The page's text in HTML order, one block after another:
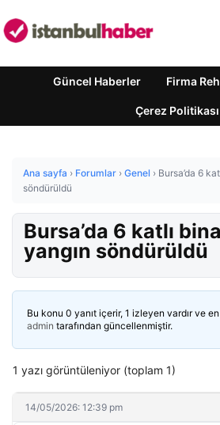
Güncel Haberler Firma
Çerez Politikası
Ana sayfa › Forumlar › Genel › Bursa’da 6
söndürüldü
Bursa’da 6 katlı
yangın söndürüldü
Bu konu 0 yanıt içerir, 1 izleyen vardır ve
admin tarafından güncellenmiştir.
1 yazı görüntüleniyor (toplam 1)
14/05/2026: 12:39 pm